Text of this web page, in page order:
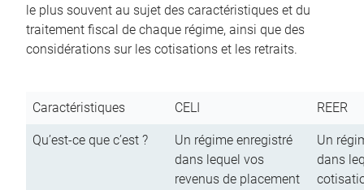
le plus souvent au sujet des caractéristiques et du
traitement fiscal de chaque régime, ainsi que des
considérations sur les cotisations et les retraits.
Caractéristiques CELI REER
Qu’est-ce que c’est ?
Un régime enregistré
dans lequel vos
revenus de placement
Un
dans